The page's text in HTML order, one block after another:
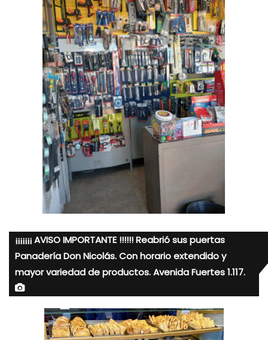
¡¡¡¡¡¡¡ AVISO IMPORTANTE !!!!!! Reabrió sus puertas
Panadería Don Nicolás. Con horario extendido y
mayor variedad de productos. Avenida Fuertes 1.117.